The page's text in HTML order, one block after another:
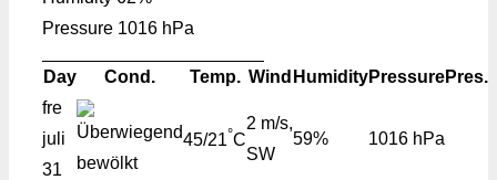
Pressure 1016 hPa
Day Cond. Temp. Wind HumidityPressurePres.
fre
juli
31
45/21°C
2 m/s,
SW
59% 1016 hPa